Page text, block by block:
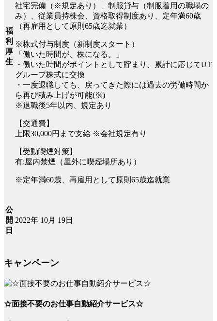
福
利
厚
生
社宅完備（※規定あり）、制服貸与（制服着用の職場の
み）、従業員持株会、資格取得制度あり、定年満60歳
（再雇用として原則65歳迄就業）
※株式付与制度（新制度スタート）
「働いた時間が、株になる。」
・働いた時間がポイントとして貯まり、累計に応じてUT
グループ株式に交換
・一度退職しても、戻ってきた際には過去の労働時間か
ら再び積み上げが可能(※)
※退職後5年以内、規定あり
【交通費】
上限30,000円まで支給 ※会社規定有り
【受動喫煙対策】
有:屋内禁煙（屋外に喫煙場所あり）
※定年満60歳、再雇用として原則65歳迄就業
公
開
日
2022年 10月 19日
キャンペーン
☆面接不要のお仕事自動紹介サービス☆